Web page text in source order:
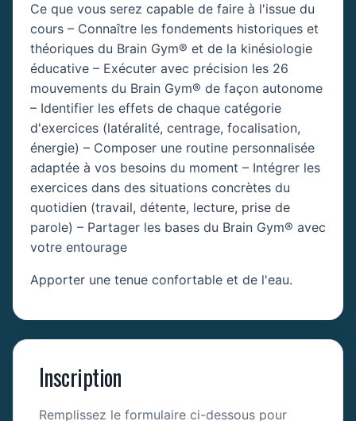
Ce que vous serez capable de faire à l'issue du
cours – Connaître les fondements historiques et
théoriques du Brain Gym® et de la kinésiologie
éducative – Exécuter avec précision les 26
mouvements du Brain Gym® de façon autonome
– Identifier les effets de chaque catégorie
d'exercices (latéralité, centrage, focalisation,
énergie) – Composer une routine personnalisée
adaptée à vos besoins du moment – Intégrer les
exercices dans des situations concrètes du
quotidien (travail, détente, lecture, prise de
parole) – Partager les bases du Brain Gym® avec
votre entourage
Apporter une tenue confortable et de l'eau.
Inscription
Remplissez le formulaire ci-dessous pour